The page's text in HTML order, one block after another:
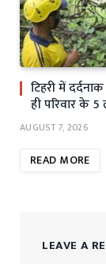
टिहरी में
ही परिवार के
AUGUST 7, 2026
READ MORE
LEAVE A